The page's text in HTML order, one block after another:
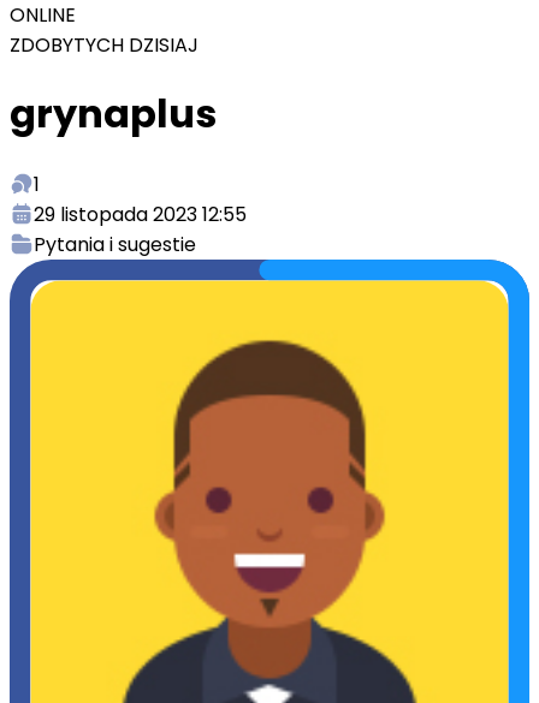
ONLINE
ZDOBYTYCH DZISIAJ
grynaplus
1
29 listopada 2023 12:55
Pytania i sugestie